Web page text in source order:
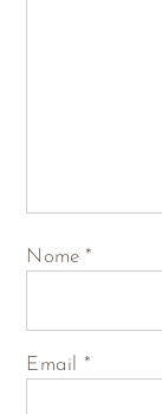
Nome*
Email *